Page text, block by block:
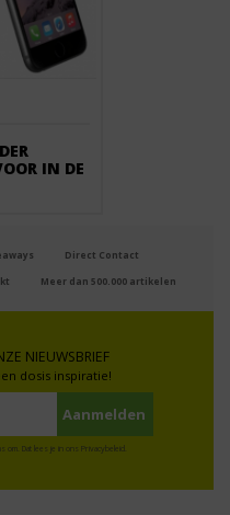
IN DE
Direct Contact
Meer dan 500.000 artikelen
NIEUWSBRIEF
dosis inspiratie!
Dat lees je in ons Privacybeleid.